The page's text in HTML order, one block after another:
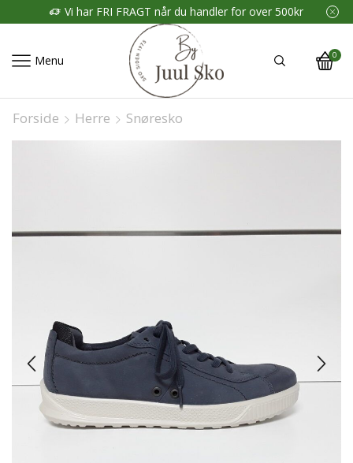
Vi har FRI FRAGT når du handler for over 500kr
Menu 0
Forside Herre Snøresko